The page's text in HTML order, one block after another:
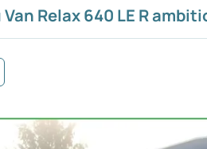
Relax 640 LE R